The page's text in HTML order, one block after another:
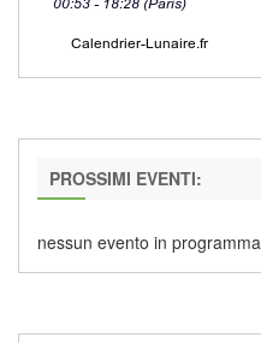
PROSSIMI EVENTI:
nessun evento in programma